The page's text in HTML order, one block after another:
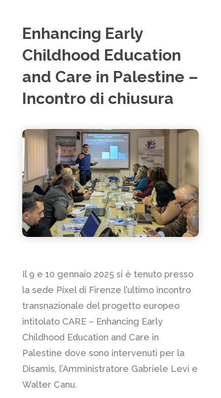
Enhancing Early
Childhood Education
and Care in Palestine –
Incontro di chiusura
Il 9 e 10 gennaio 2025 si è tenuto presso
la sede Pixel di Firenze l’ultimo incontro
transnazionale del progetto europeo
intitolato CARE – Enhancing Early
Childhood Education and Care in
Palestine dove sono intervenuti per la
Disamis, l’Amministratore Gabriele Levi e
Walter Canu.